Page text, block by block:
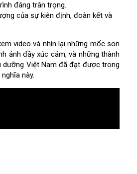
đáng trân trọng.
của sự kiên định, đoàn kết và
video và nhìn lại những mốc son
ảnh đầy xúc cảm, và những thành
dưỡng Việt Nam đã đạt được trong
này.